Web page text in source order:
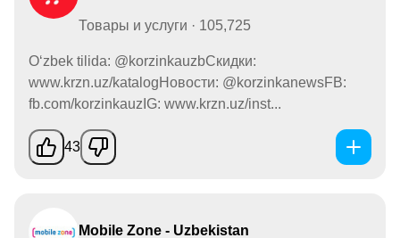
Товары и услуги · 105,725
O‘zbek tilida: @korzinkauzbСкидки:
www.krzn.uz/katalogНовости: @korzinkanewsFB:
fb.com/korzinkauzIG: www.krzn.uz/inst...
43
Mobile Zone - Uzbekistan